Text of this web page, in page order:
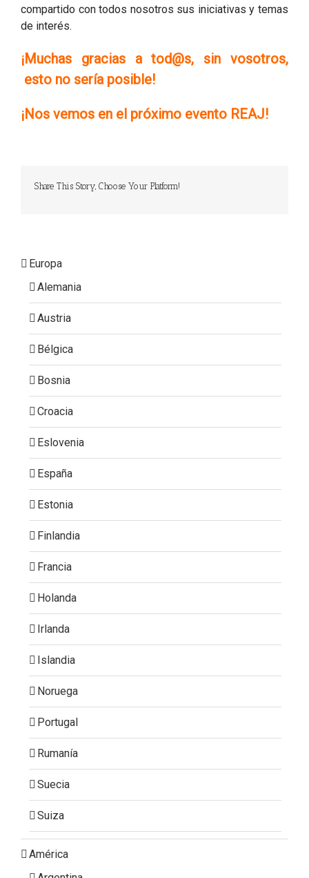
compartido con todos nosotros sus iniciativas y temas
de interés.
¡Muchas gracias a tod@s, sin vosotros,
esto no sería posible!
¡Nos vemos en el próximo evento REAJ!
Share This Story, Choose Your Platform!
Europa
Alemania
Austria
Bélgica
Bosnia
Croacia
Eslovenia
España
Estonia
Finlandia
Francia
Holanda
Irlanda
Islandia
Noruega
Portugal
Rumanía
Suecia
Suiza
América